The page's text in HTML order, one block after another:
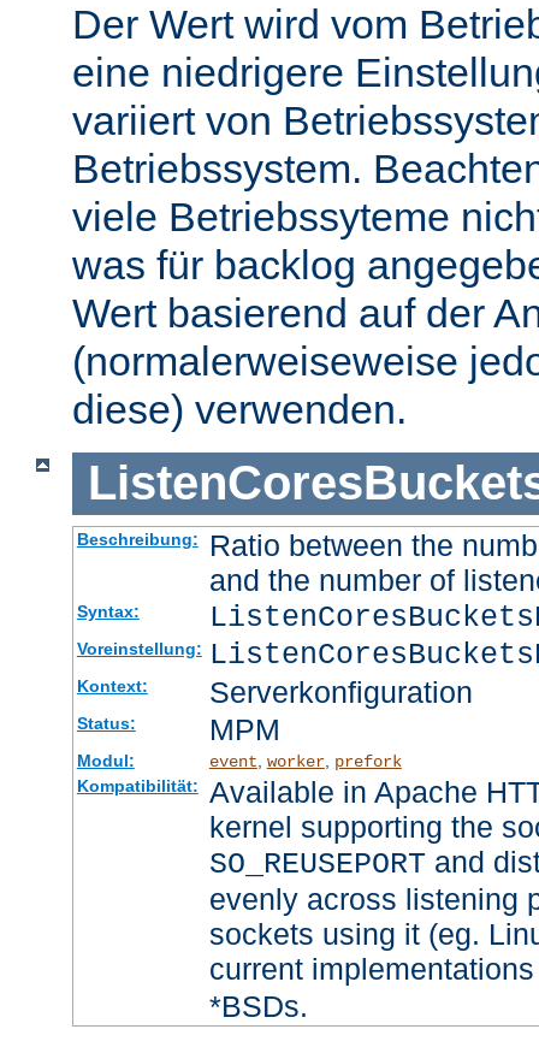
Der Wert wird vom
eine niedrigere
variiert von
Betriebssystem.
viele Betriebssyteme
was für backlog
Wert basierend auf der
(normalerweiseweise
diese) verwenden.
Beschreibung:
Ratio between the
and the number of
Syntax:
Voreinstellung:
Kontext: Serverkonfiguration
Status: MPM
Modul: event worker, prefork
Kompatibilität:
Available in Apache
kernel supporting the
SO_REUSEPORT and
evenly across listening
sockets using it (eg.
current
*BSDs.